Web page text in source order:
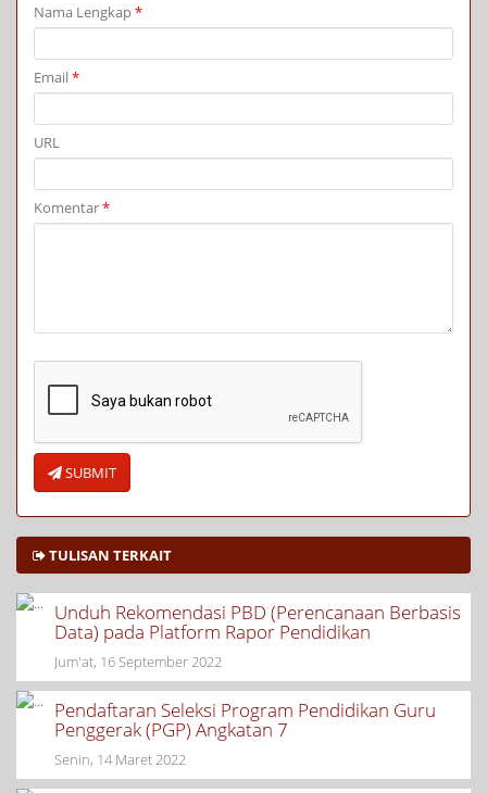
Nama Lengkap*
Email*
URL
Komentar*
SUBMIT
TULISAN TERKAIT
Unduh Rekomendasi PBD (Perencanaan Berbasis
Data) pada Platform Rapor Pendidikan
Jum'at, 16 September 2022
Pendaftaran Seleksi Program Pendidikan Guru
Penggerak (PGP) Angkatan 7
Senin, 14 Maret 2022